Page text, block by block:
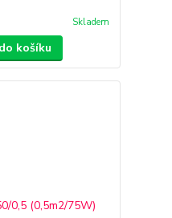
Skladem
košíku